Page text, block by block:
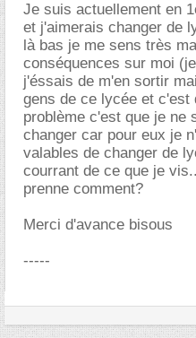
Je suis actuellement en
et j'aimerais changer de
là bas je me sens très
conséquences sur moi
j'éssais de m'en sortir
gens de ce lycée et c'est
problème c'est que je ne
changer car pour eux je
valables de changer de
courrant de ce que je
prenne comment?
Merci d'avance bisous
-----